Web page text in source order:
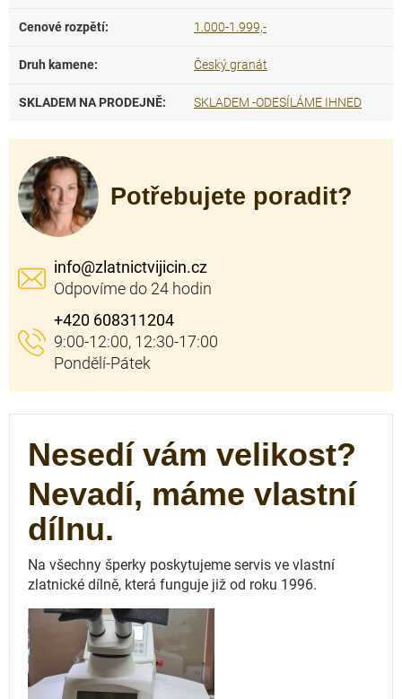
Cenové rozpětí: 1.000-1.999,-
Druh kamene: Český granát
SKLADEM NA PRODEJNĚ: SKLADEM -ODESÍLÁME IHNED
Potřebujete poradit?
info@zlatnictvijicin.cz
+420 608311204
Nesedí vám velikost?
Nevadí, máme vlastní
dílnu.
Na všechny šperky poskytujeme servis ve vlastní
zlatnické dílně, která funguje již od roku 1996.